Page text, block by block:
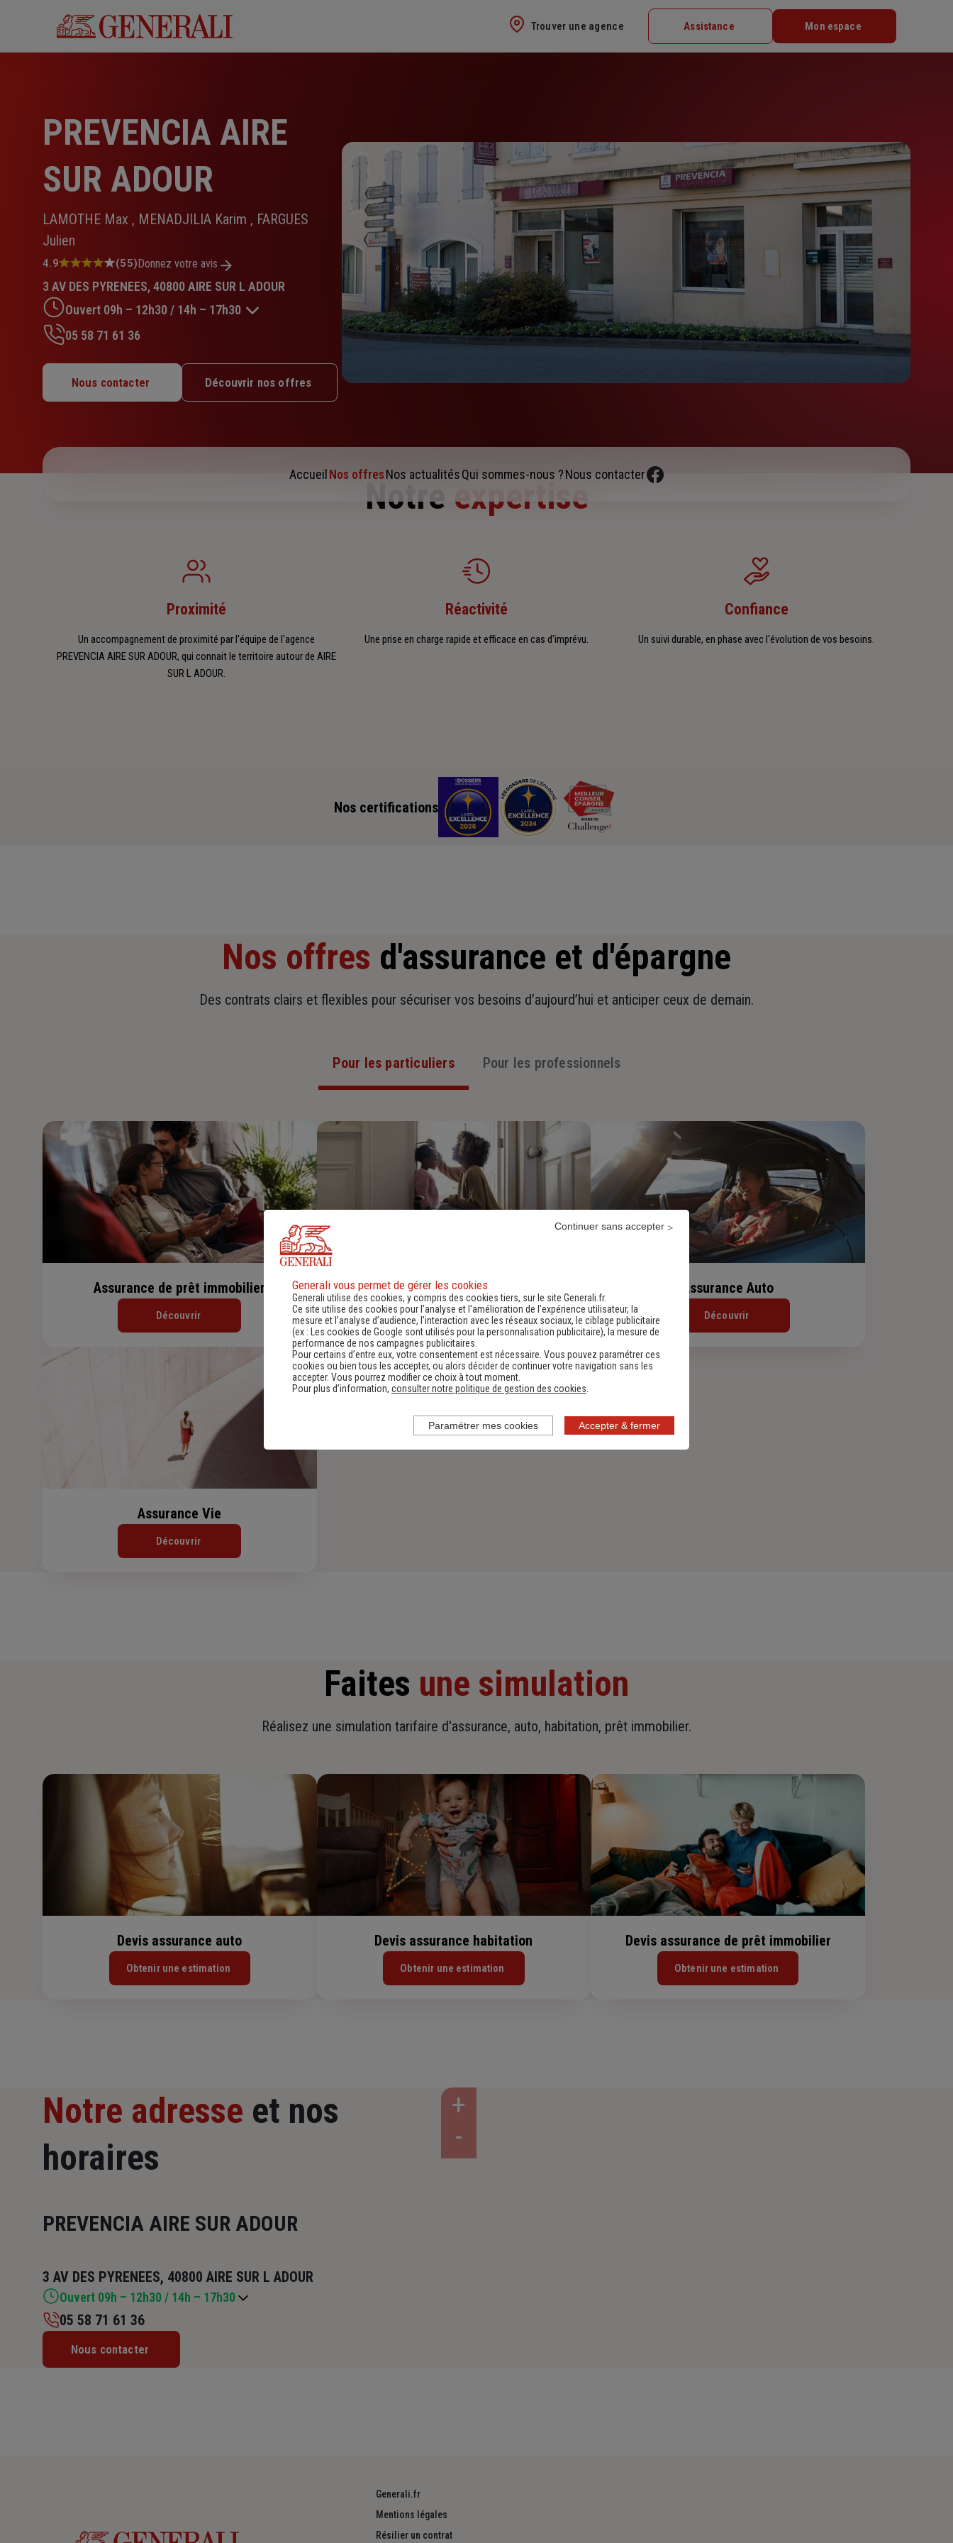
Trouver une agence Assistance Mon espace
PREVENCIA AIRE
SUR ADOUR
LAMOTHE Max , MENADJILIA Karim , FARGUES
Julien
Note
4.9
sur
5
étoiles
4.9 (55)Donnez votre avis
3 AV DES PYRENEES, 40800 AIRE SUR L ADOUR
Ouvert 09h – 12h30 / 14h – 17h30
Mardi : 09h – 12h30 / 14h – 17h30
Mercredi : 09h – 12h30 / 14h – 17h30
Jeudi : 09h – 12h30 / 14h – 17h30
05 58 71 61 36
Nous contacter Découvrir nos offres
Accueil Nos offresNos actualitésQui sommes-nous ?Nous contacter
Notre expertise
Proximité
Un accompagnement de proximité par l'équipe de l'agence
PREVENCIA AIRE SUR ADOUR, qui connait le territoire autour de AIRE
SUR L ADOUR.
Réactivité
Une prise en charge rapide et efficace en cas d'imprévu.
Confiance
Un suivi durable, en phase avec l'évolution de vos besoins.
Nos certifications
Nos offres d'assurance et d'épargne
Des contrats clairs et flexibles pour sécuriser vos besoins d’aujourd’hui et anticiper ceux de demain.
Pour les particuliers Pour les professionnels
Assurance de prêt immobilier
Découvrir
Assurance Habitation
Découvrir
Assurance Auto
Découvrir
Assurance Vie
Découvrir
Faites une simulation
Réalisez une simulation tarifaire d'assurance, auto, habitation, prêt immobilier.
Devis assurance auto
Obtenir une estimation
Devis assurance habitation
Obtenir une estimation
Devis assurance de prêt immobilier
Obtenir une estimation
Notre adresse et nos
horaires
PREVENCIA AIRE SUR ADOUR
3 AV DES PYRENEES, 40800 AIRE SUR L ADOUR
Ouvert 09h – 12h30 / 14h – 17h30
Mardi : 09h – 12h30 / 14h – 17h30
05 58 71 61 36
Nous contacter
Generali.fr
Mentions légales
Résilier un contrat
Generali vous permet de gérer les cookies
Generali utilise des cookies, y compris des cookies tiers, sur le site Generali.fr.
Ce site utilise des cookies pour l’analyse et l'amélioration de l’expérience utilisateur, la
mesure et l’analyse d’audience, l’interaction avec les réseaux sociaux, le ciblage publicitaire
(ex :
Les cookies de Google sont utilisés pour la personnalisation publicitaire), la mesure de
performance de nos campagnes publicitaires.
Pour certains d’entre eux, votre consentement est nécessaire. Vous pouvez paramétrer ces
cookies ou bien tous les accepter, ou alors décider de continuer votre navigation sans les
accepter. Vous pourrez modifier ce choix à tout moment.
Pour plus d’information, consulter notre politique de gestion des cookies
Accepter & fermer
Continuer sans accepter
Paramétrer mes cookies